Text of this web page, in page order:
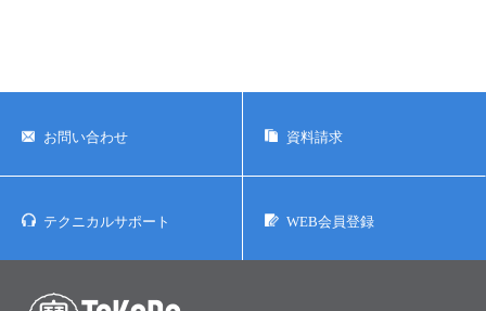
お問い合わせ 資料請求
テクニカルサポート WEB会員登録